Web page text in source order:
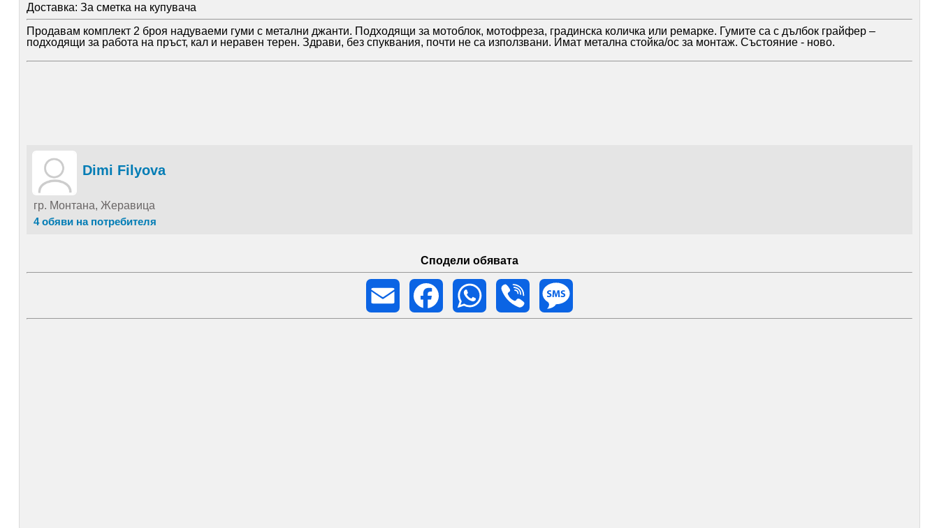
Доставка: За сметка на купувача
Продавам комплект 2 броя надуваеми гуми с метални джанти. Подходящи за мотоблок, мотофреза, градинска количка или ремарке. Гумите са с дълбок грайфер –
подходящи за работа на пръст, кал и неравен терен. Здрави, без спуквания, почти не са използвани. Имат метална стойка/ос за монтаж. Състояние - ново.
Dimi Filyova
гр. Монтана, Жеравица
4 обяви на потребителя
Сподели обявата
Email
Facebook WhatsApp Viber